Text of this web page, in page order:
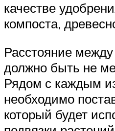
качестве
компоста,
Расстояние
должно быть не
Рядом с каждым
необходимо
который будет